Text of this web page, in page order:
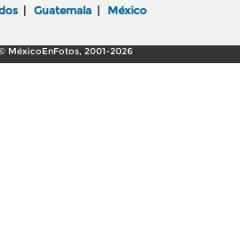
| Guatemala | México
MéxicoEnFotos, 2001-2026